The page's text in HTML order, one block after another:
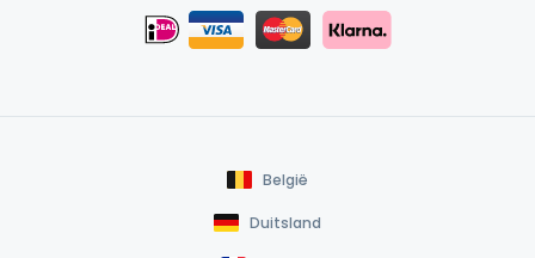
iDEAL
Safe Payment Card
Safe Payment Klarna
België
Duitsland